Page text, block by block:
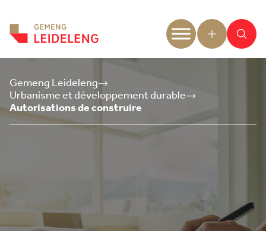
Gemeng Leideleng
Urbanisme et développement durable
Autorisations de construire